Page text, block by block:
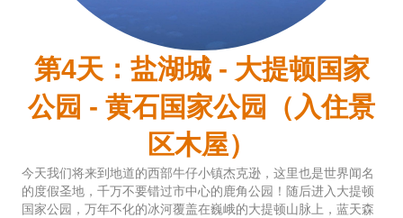
第4天：盐湖城 - 大提顿国家
公园 - 黄石国家公园（入住景
区木屋）
今天我们将来到地道的西部牛仔小镇杰克逊，这里也是世界闻名
的度假圣地，千万不要错过市中心的鹿角公园！随后进入大提顿
国家公园，万年不化的冰河覆盖在巍峨的大提顿山脉上，蓝天森